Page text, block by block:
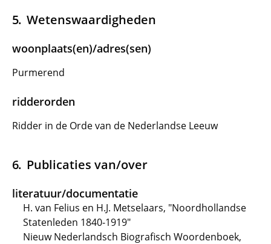
Wetenswaardigheden
woonplaats(en)/adres(sen)
Purmerend
ridderorden
Ridder in de Orde van de Nederlandse Leeuw
Publicaties van/over
literatuur/documentatie
H. van Felius en H.J. Metselaars, "Noordhollandse
Statenleden 1840-1919"
Nieuw Nederlandsch Biografisch Woordenboek,